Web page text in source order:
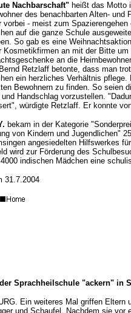
Nachbarschaft" heißt das Motto
des benachbarten Alten-
vorbei - meist zum
auf die ganze Schule
So gab es eine
Kosmetikfirmen an mit der Bitte
an die
Retzlaff betonte, dass man
ein herzliches Verhältnis
Bewohnern zu finden. So seien
und Handschlag vorzustellen.
würdigte Retzlaff. Er konnte
bekam in der Kategorie
von Kindern und Jugendlichen"
angesiedelten Hilfswerkes
wird zur Förderung des
indischen Mädchen eine
31.7.2004
Sprachheilschule "ackern" in
Ein weiteres Mal griffen Eltern
und Schaufel. Nachdem sie vor